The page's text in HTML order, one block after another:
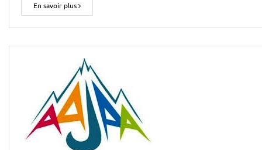
En savoir plus